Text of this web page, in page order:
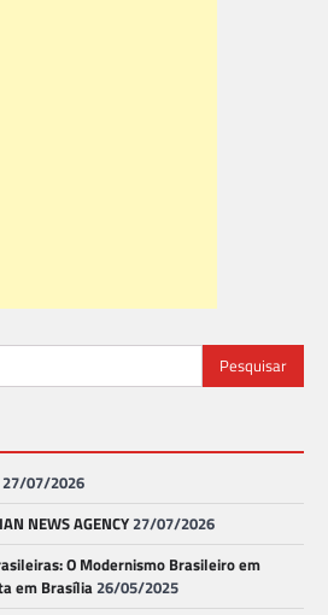
27/07/2026
NEWS AGENCY27/07/2026
O Modernismo Brasileiro em
em Brasília26/05/2025